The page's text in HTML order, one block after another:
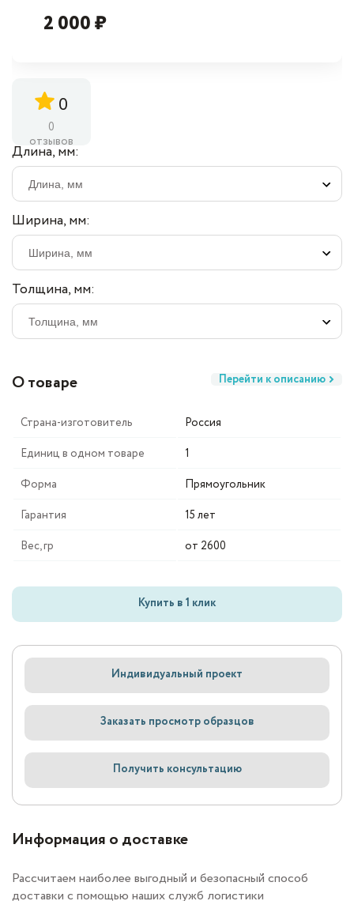
2 000 ₽
0
0
отзывов
Длина, мм:
Ширина, мм:
Толщина, мм:
О товаре Перейти к описанию
Страна-изготовитель
Россия
Единиц в одном товаре
1
Форма
Прямоугольник
Гарантия
15 лет
Вес, гр
от 2600
Купить в 1 клик
Индивидуальный проект
Заказать просмотр образцов
Получить консультацию
Информация о доставке
Рассчитаем наиболее выгодный и безопасный способ
доставки с помощью наших служб логистики